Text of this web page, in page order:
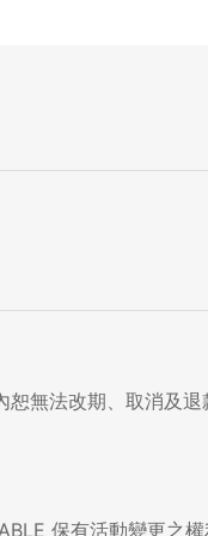
無法改期、取消及退
保有活動變更之權